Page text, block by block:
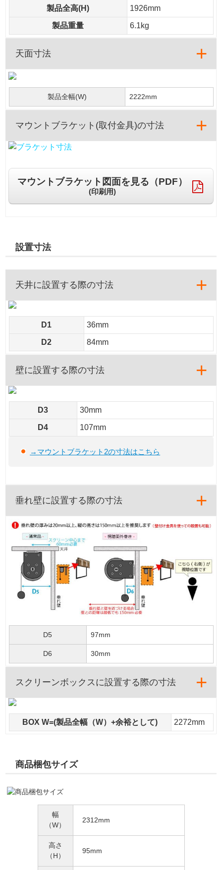
製品全高(H) 1926mm
製品重量 6.1kg
天面寸法
製品全幅(W) 2222mm
マウントブラケット(取付金具)の寸法
マウントブラケット図面を見る（PDF）
(印刷用)
設置寸法
天井に設置する際の寸法
D1 36mm
D2 84mm
壁に設置する際の寸法
D3 30mm
D4 107mm
→マウントブラケット2の寸法はこちら
垂れ壁に設置する際の寸法
D5 97mm
D6 30mm
スクリーンボックスに設置する際の寸法
BOX W=(製品全幅（W）+余裕として) 2272mm
商品梱包サイズ
幅
（W）
2312mm
高さ
（H）
95mm